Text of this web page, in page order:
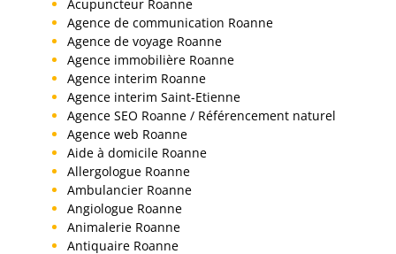
Acupuncteur Roanne
Agence de communication Roanne
Agence de voyage Roanne
Agence immobilière Roanne
Agence interim Roanne
Agence interim Saint-Etienne
Agence SEO Roanne / Référencement naturel
Agence web Roanne
Aide à domicile Roanne
Allergologue Roanne
Ambulancier Roanne
Angiologue Roanne
Animalerie Roanne
Antiquaire Roanne